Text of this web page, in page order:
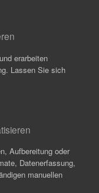
erarbeiten
Lassen Sie sich
Aufbereitung oder
Datenerfassung,
manuellen